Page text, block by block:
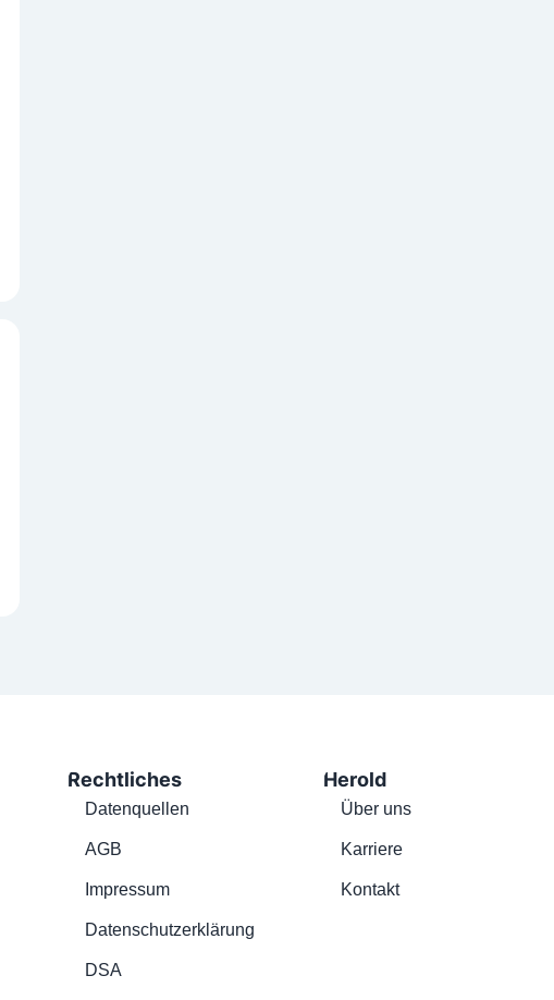
Rechtliches
Datenquellen
AGB
Impressum
Datenschutzerklärung
DSA
Herold
Über uns
Karriere
Kontakt